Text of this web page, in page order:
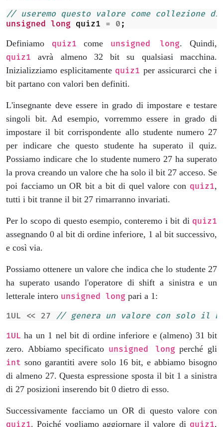
// useremo questo valore come collezione
unsigned long quiz1 = 0 ;
Definiamo quiz1 come unsigned long. Quindi,
quiz1 avrà almeno 32 bit su qualsiasi macchina.
Inizializziamo esplicitamente quiz1 per assicurarci che i
bit partano con valori ben definiti.
L'insegnante deve essere in grado di impostare e testare
singoli bit. Ad esempio, vorremmo essere in grado di
impostare il bit corrispondente allo studente numero 27
per indicare che questo studente ha superato il quiz.
Possiamo indicare che lo studente numero 27 ha superato
la prova creando un valore che ha solo il bit 27 acceso. Se
poi facciamo un OR bit a bit di quel valore con quiz1,
tutti i bit tranne il bit 27 rimarranno invariati.
Per lo scopo di questo esempio, conteremo i bit di quiz1
assegnando 0 al bit di ordine inferiore, 1 al bit successivo,
e così via.
Possiamo ottenere un valore che indica che lo studente 27
ha superato usando l'operatore di shift a sinistra e un
letterale intero unsigned long pari a 1:
1UL
<< 27
// genera un valore con solo il
1UL ha un 1 nel bit di ordine inferiore e (almeno) 31 bit
zero. Abbiamo specificato unsigned longperché gli
int sono garantiti avere solo 16 bit, e abbiamo bisogno
di almeno 27. Questa espressione sposta il bit 1 a sinistra
di 27 posizioni inserendo bit 0 dietro di esso.
Successivamente facciamo un OR di questo valore con
quiz1. Poiché vogliamo aggiornare il valore di quiz1,